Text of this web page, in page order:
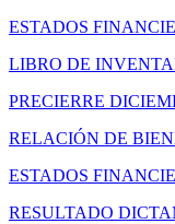
ESTADOS
LIBRO DE
PRECIERRE
RELACIÓN DE
ESTADOS
RESULTADO